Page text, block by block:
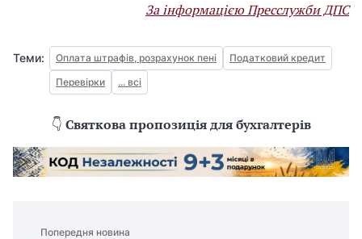
За інформацією Пресслужби ДПС
Теми: Оплата штрафів, розрахунок пені
Податковий кредит
Перевірки
... всі
👇 Святкова пропозиція для бухгалтерів
Попередня новина